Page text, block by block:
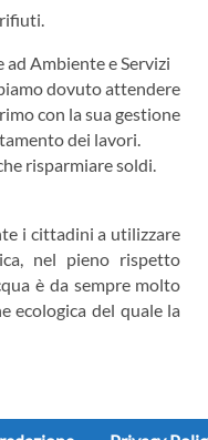
Ambiente e Servizi
dovuto attendere
con la sua gestione
dei lavori.
risparmiare soldi.
i cittadini a utilizzare
nel pieno rispetto
è da sempre molto
ecologica del quale la